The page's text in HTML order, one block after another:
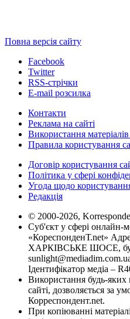
Повна версія сайту
Facebook
Twitter
RSS-стрічки
E-mail розсилка
Контакти
Реклама на сайті
Використання
Правила користування
Договір користування
Політика у сфері
Угода щодо
Редакція
© 2000-2026,
Суб'єкт у сфері онлайн-
«КореспонденТ.net»
ХАРКІВСЬКЕ ШОСЕ,
Ідентифікатор медіа –
Використання будь-яких
сайті, дозволяється за
Корреспондент.net.
При копіюванні